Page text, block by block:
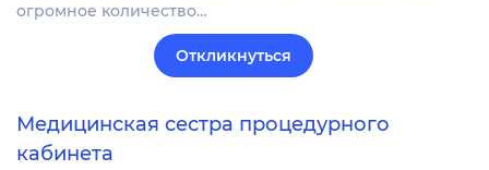
огромное количество…
Откликнуться
Медицинская сестра процедурного
кабинета